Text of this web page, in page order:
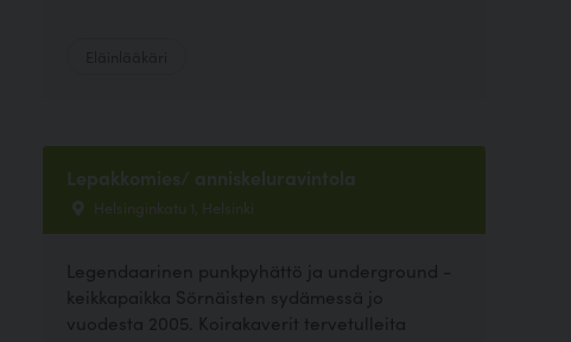
Lepakkomies/ anniskeluravintola
Helsinginkatu 1, Helsinki
Legendaarinen punkpyhättö ja underground -
keikkapaikka Sörnäisten sydämessä jo
vuodesta 2005. Koirakaverit tervetulleita